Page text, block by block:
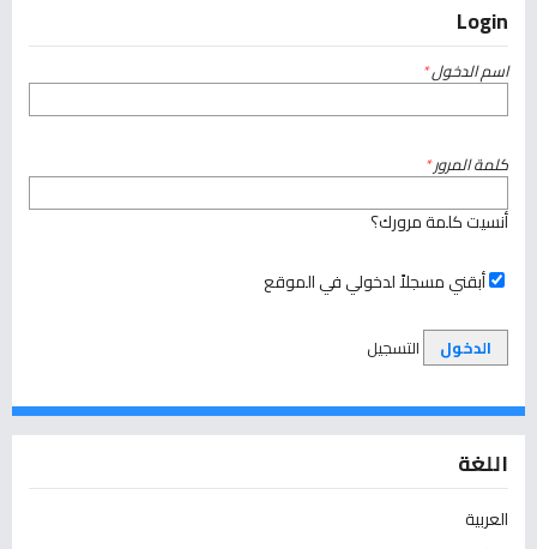
Login
اسم الدخول*
كلمة المرور*
أنسيت كلمة مرورك؟
أبقني مسجلاً لدخولي في الموقع
الدخول التسجيل
اللغة
العربية